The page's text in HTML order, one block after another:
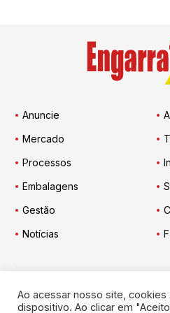
Anuncie
Mercado
Processos
Embalagens
Gestão
Notícias
Engarrafador
Ao acessar nosso site,
dispositivo. Ao clicar em